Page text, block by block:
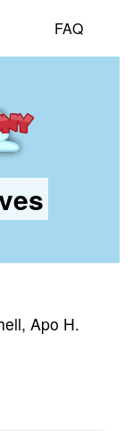
FAQ
Apo H.